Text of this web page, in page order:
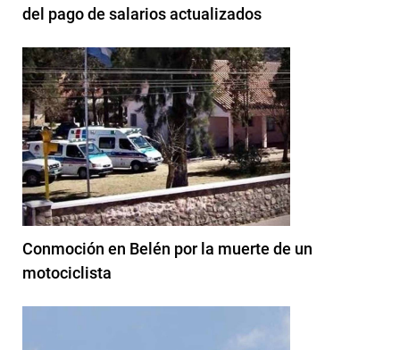
del pago de salarios actualizados
Conmoción en Belén por la muerte de un
motociclista